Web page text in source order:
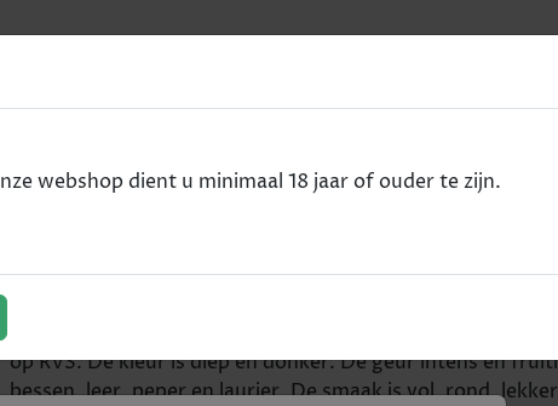
- rood - 75cl
- Begerac - rood - 75cl
Deze Bergerac Rouge (70% Merlot en 30% Cabernet
op RVS. De kleur is diep en donker. De geur intens en
bessen, leer, peper en laurier. De smaak is vol, rond,
webshop dient u minimaal 18 jaar of ouder te zijn.